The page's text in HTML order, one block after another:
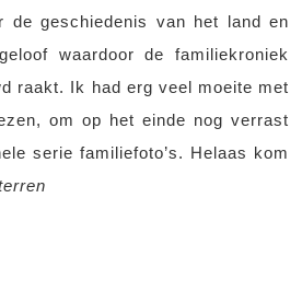
de geschiedenis van het land en
waardoor de familiekroniek
raakt. Ik had erg veel moeite met
om op het einde nog verrast
serie familiefoto’s. Helaas kom